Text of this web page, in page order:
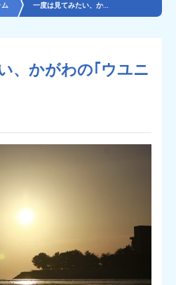
、かがわの｢ウユニ